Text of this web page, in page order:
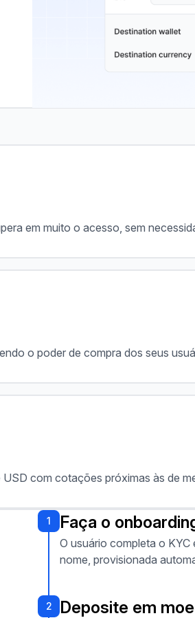
em muito o acesso, sem
o poder de compra dos seus
com cotações próximas às de
1 Faça o
O usuário completa o
nome, provisionada
2 Deposite em